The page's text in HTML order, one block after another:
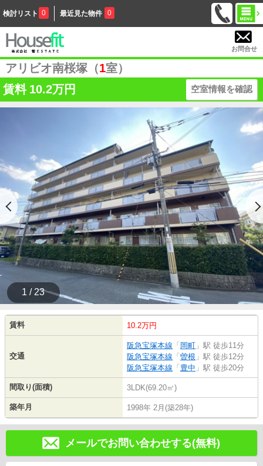
検討リスト 0 最近見た物件 0
お問合せ
アリビオ南桜塚（1室）
賃料 10.2万円 空室情報を確認
1 / 23
賃料 10.2万円
交通
阪急宝塚本線 「 岡町 」駅 徒歩11分
阪急宝塚本線 「 曽根 」駅 徒歩12分
阪急宝塚本線 「 豊中 」駅 徒歩20分
間取り(面積) 3LDK(69.20㎡)
築年月 1998年 2月(築28年)
メールでお問い合わせする(無料)